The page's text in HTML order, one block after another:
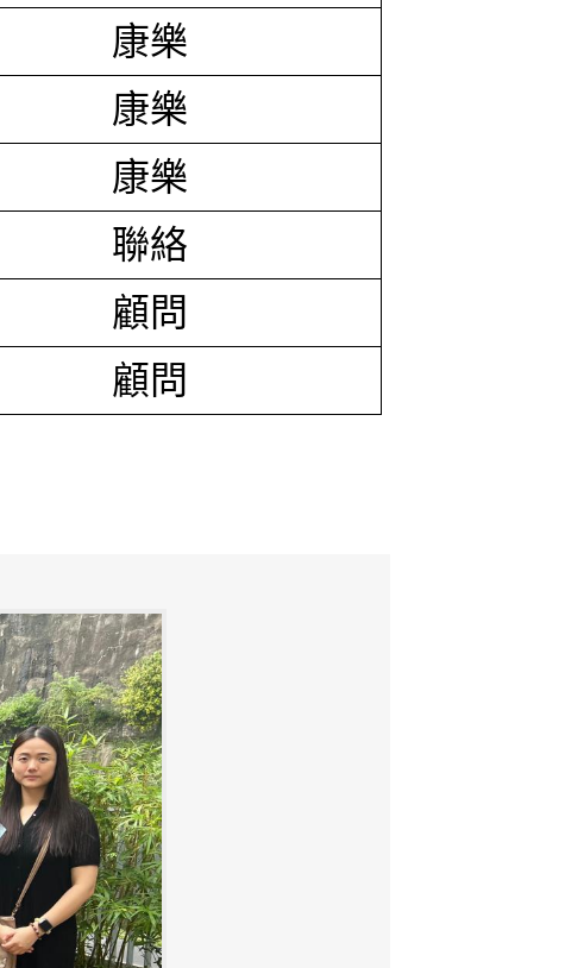
康樂
康樂
康樂
聯絡
顧問
顧問